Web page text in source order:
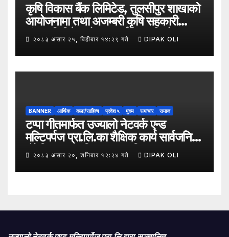
कृषि विकास बैंक लिमिटेड, तुलसीपुर शाखाको
आयोजनामा तथा अजम्बरी कृषि सहकारी
संस्था लिमिटेडको सहकार्यमा “कृषिको
समावेशी रूपान्तरणका लागि मूल्य शृङ्खला
(VITA) कार्यक्रम अन्तर्गत तरकारी उत्पादक
किसान र व्यापारीबीच व्यवसाय विस्तार सम्बन्धी
२०८३ असार २५, बिहीबार १४:२९ गते DIPAK OLI
BANNER आर्थिक कला/साहित्य प्रदेश ५ मुख्य समाचार समाज
टप्पा गीतमार्फत उज्यालो नेटवर्क एन्ड
मल्टिपर्पज प्रा.लि.का शैक्षिक कार्य सार्वजनिक
हुँदै शिक्षा, सामाजिक उत्तरदायित्व र
सकारात्मक सन्देशलाई
२०८३ असार २०, शनिबार १२:२४ गते DIPAK OLI